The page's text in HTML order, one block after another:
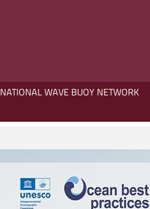
NATIONAL WAVE BUOY NETWORK